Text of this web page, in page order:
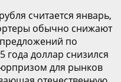
считается январь,
обычно снижают
по
года доллар снизился
для рынков